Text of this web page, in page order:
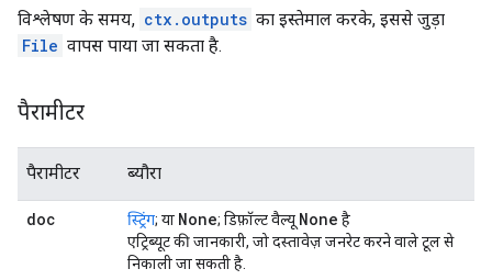
विश्लेषण के समय, ctx.outputs का इस्तेमाल करके, इससे जुड़ा
File वापस पाया जा सकता है.
पैरामीटर
पैरामीटर ब्यौरा
doc स्ट्रिंग; या None; डिफ़ॉल्ट वैल्यू None है
एट्रिब्यूट की जानकारी, जो दस्तावेज़ जनरेट करने वाले टूल से
निकाली जा सकती है.